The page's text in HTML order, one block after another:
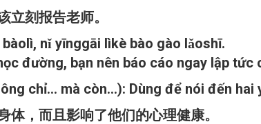
立刻报告老师。
nǐ yīnggāi lìkè bào gào lǎoshī.
đường, bạn nên báo cáo ngay lập tức
chỉ... mà còn...): Dùng để nói đến
体，而且影响了他们的心理健康。